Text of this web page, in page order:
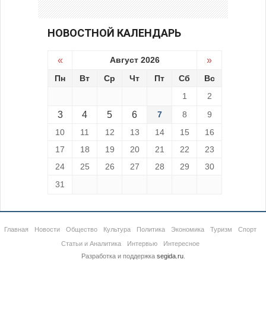
НОВОСТНОЙ КАЛЕНДАРЬ
« Август 2026 »
Пн Вт Ср Чт Пт Сб
Вс
1
2
3 4 5 6 7 8
9
10
11 12 13 14 15
16
17
18 19 20 21 22
23
24
25 26 27 28 29
30
31
Главная Новости Общество Культура Политика Экономика Туризм
Спорт
Статьи и Аналитика
Интервью
Интересное
Разработка и поддержка segida.ru.